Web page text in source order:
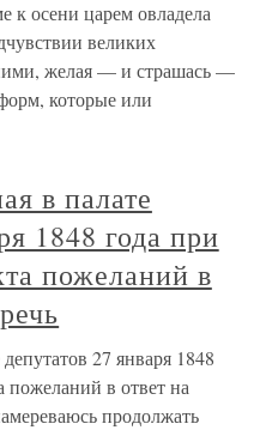
к осени царем овладела
великих
желая — и страшась —
которые или
в палате
1848 года при
пожеланий в
27 января 1848
пожеланий в ответ на
продолжать